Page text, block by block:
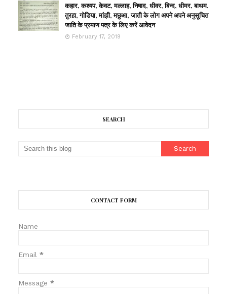
कहार, कश्यप, केवट, मल्लाह, निषाद, धीवर, बिन्द, धीमर, बाथम,
तुरहा, गोडिया, मांझी, मछुआ, जाती के लोग अपने अपने अनुसूचित
जाति के प्रमाण पत्र के लिए करें आवेदन
February 17, 2019
SEARCH
CONTACT FORM
Name
Email *
Message *